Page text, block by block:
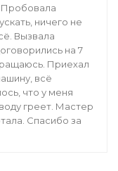
Пробовала
ничего не
Вызвала
на 7
Приехал
всё
что у меня
греет. Мастер
Спасибо за